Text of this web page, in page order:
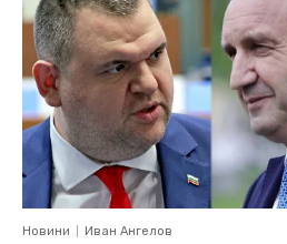
Новини Иван Ангелов